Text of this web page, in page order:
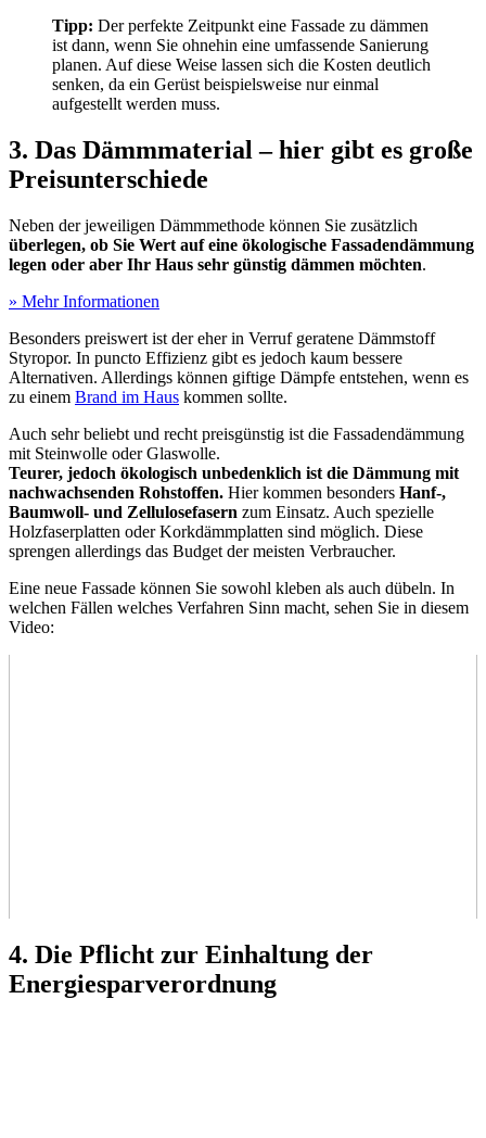
Tipp: Der perfekte Zeitpunkt eine Fassade zu dämmen
ist dann, wenn Sie ohnehin eine umfassende Sanierung
planen. Auf diese Weise lassen sich die Kosten deutlich
senken, da ein Gerüst beispielsweise nur einmal
aufgestellt werden muss.
3. Das Dämmmaterial – hier gibt es große
Preisunterschiede
Neben der jeweiligen Dämmmethode können Sie zusätzlich
überlegen, ob Sie Wert auf eine ökologische Fassadendämmung
legen oder aber Ihr Haus sehr günstig dämmen möchten.
» Mehr Informationen
Besonders preiswert ist der eher in Verruf geratene Dämmstoff
Styropor. In puncto Effizienz gibt es jedoch kaum bessere
Alternativen. Allerdings können giftige Dämpfe entstehen, wenn es
zu einem Brand im Haus kommen sollte.
Auch sehr beliebt und recht preisgünstig ist die Fassadendämmung
mit Steinwolle oder Glaswolle.
Teurer, jedoch ökologisch unbedenklich ist die Dämmung mit
nachwachsenden Rohstoffen. Hier kommen besonders Hanf-,
Baumwoll- und Zellulosefasern zum Einsatz. Auch spezielle
Holzfaserplatten oder Korkdämmplatten sind möglich. Diese
sprengen allerdings das Budget der meisten Verbraucher.
Eine neue Fassade können Sie sowohl kleben als auch dübeln. In
welchen Fällen welches Verfahren Sinn macht, sehen Sie in diesem
Video:
4. Die Pflicht zur Einhaltung der
Energiesparverordnung